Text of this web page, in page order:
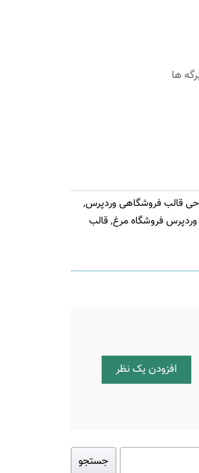
ها
قالب فروشگاهی وردپرس,
فروشگاه مرغ,قالب
افزودن یک نظر
جستجو